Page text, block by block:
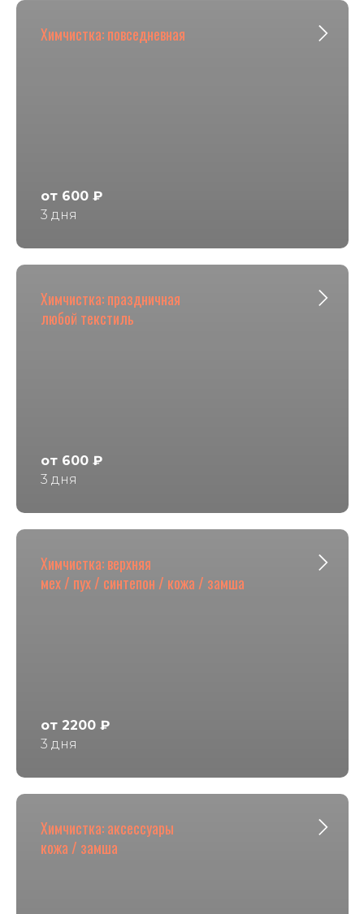
Химчистка: повседневная
от 600 ₽
3 дня
Химчистка: праздничная
любой текстиль
от 600 ₽
3 дня
Химчистка: верхняя
мех / пух / синтепон / кожа / замша
от 2200 ₽
3 дня
Химчистка: аксессуары
кожа / замша